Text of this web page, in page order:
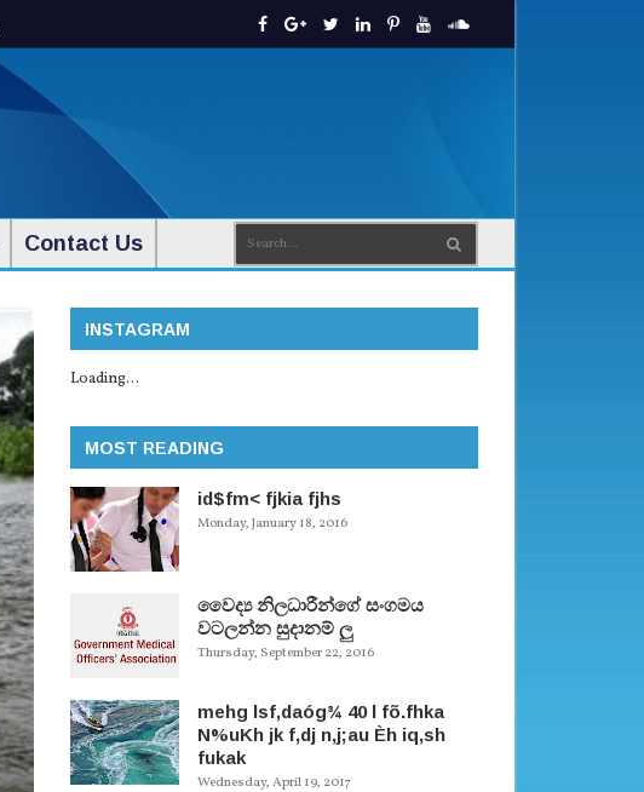
Contact Us
INSTAGRAM
Loading...
MOST READING
id$fm< fjkia fjhs
Monday, January 18, 2016
වෛද්‍ය නිලධාරීන්ගේ සංගමය
වටලන්න සුදානම් ලු
Thursday, September 22, 2016
mehg lsf,daóg¾ 40 l fõ.fhka
N%uKh jk f,dj n,j;au Èh iq,sh
fukak
Wednesday, April 19, 2017